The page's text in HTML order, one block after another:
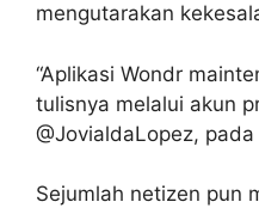
mengutarakan
“Aplikasi Wondr
tulisnya melalui akun
@JovialdaLopez, pada
Sejumlah netizen pun